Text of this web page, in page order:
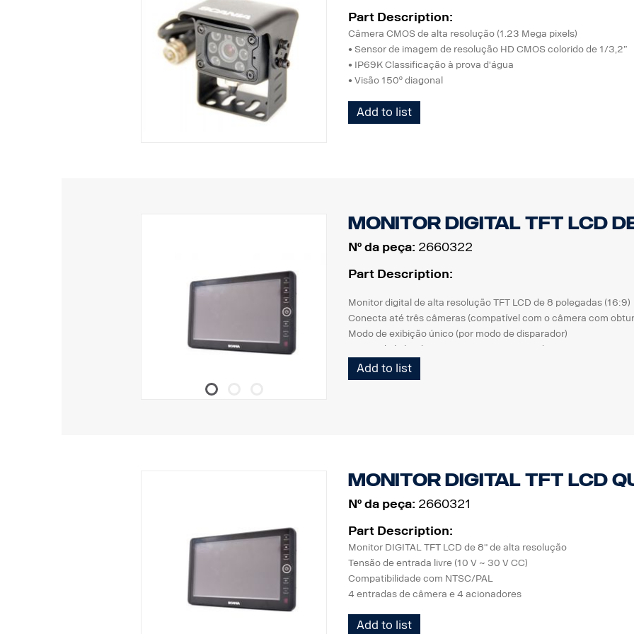
Part Description:
Câmera CMOS de alta resolução (1.23 Mega pixels)
• Sensor de imagem de resolução HD CMOS colorido de 1/3,2”
• IP69K Classificação à prova d'água
• Visão 150º diagonal
• Desempenho de iluminação baixa ultra
• Íris eletrônica automática, função WDR
Add to list
Monitor digital TFT LCD
Nº da peça: 2660322
Part Description:
Monitor digital de alta resolução TFT LCD de 8 polegadas (16:9)
Conecta até três câmeras (compatível com o câmera com
Modo de exibição único (por modo de disparador)
2 tipos de linha de estacionamento integrados
IP 64 Carcaça à prova de água
Sensor de brilho automático (dia e noite)
Add to list
Monitor digital TFT LCD
Nº da peça: 2660321
Part Description:
Monitor DIGITAL TFT LCD de 8" de alta resolução
Tensão de entrada livre (10 V ~ 30 V CC)
Compatibilidade com NTSC/PAL
4 entradas de câmera e 4 acionadores
Modo de Exibição única; exibição esquerda/direita e superior/
Add to list